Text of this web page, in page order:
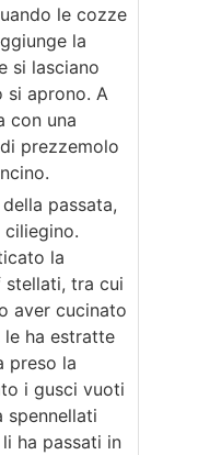
le cozze
la
si lasciano
si aprono. A
con una
prezzemolo
passata,
la
tra cui
aver cucinato
le ha estratte
preso la
i gusci vuoti
spennellati
ha passati in